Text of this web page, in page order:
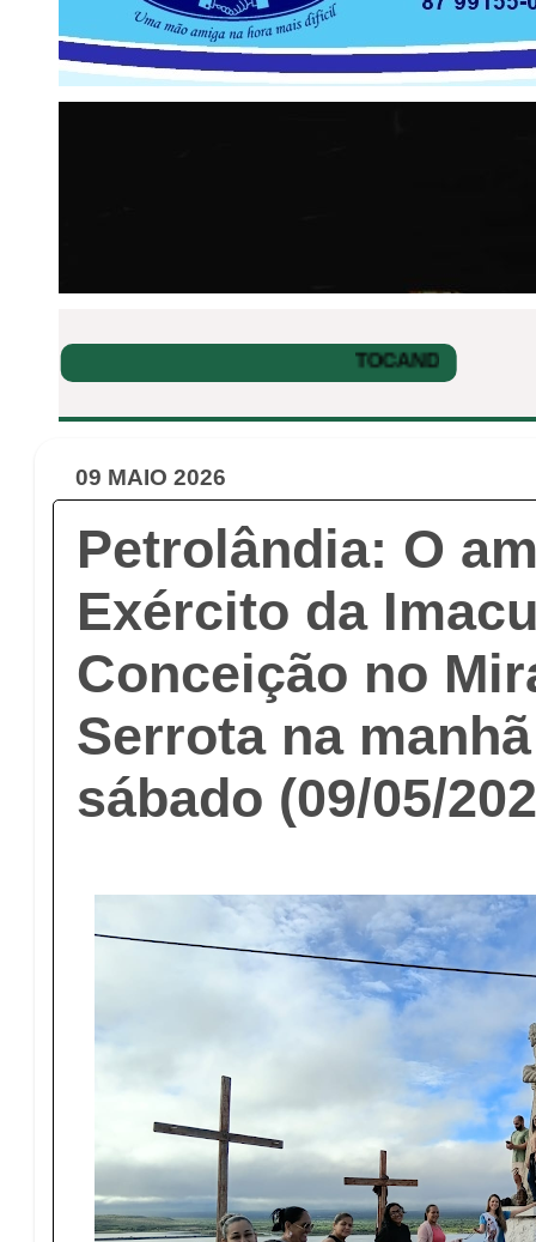
09 MAIO 2026
Petrolândia: O
Exército da
Conceição no
Serrota na
sábado (09/05/